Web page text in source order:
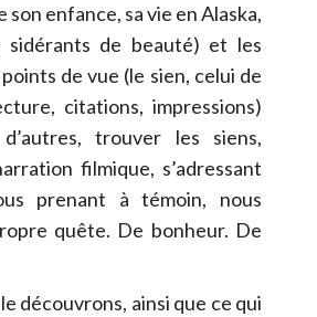
enfance, sa vie en Alaska,
sidérants de beauté) et les
de vue (le sien, celui de
citations, impressions)
trouver les siens,
filmique, s’adressant
prenant à témoin, nous
quête. De bonheur. De
découvrons, ainsi que ce qui